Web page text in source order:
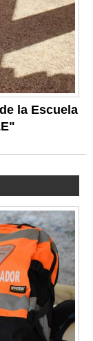
la Escuela